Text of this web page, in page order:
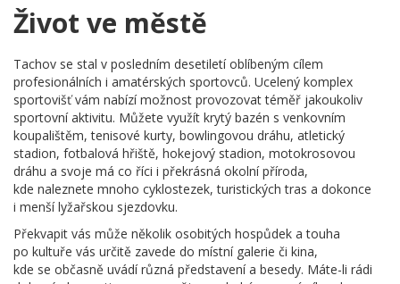
Život ve městě
Tachov se stal v posledním desetiletí oblíbeným cílem
profesionálních i amatérských sportovců. Ucelený komplex
sportovišť vám nabízí možnost provozovat téměř jakoukoliv
sportovní aktivitu. Můžete využít krytý bazén s venkovním
koupalištěm, tenisové kurty, bowlingovou dráhu, atletický
stadion, fotbalová hřiště, hokejový stadion, motokrosovou
dráhu a svoje má co říci i překrásná okolní příroda,
kde naleznete mnoho cyklostezek, turistických tras a dokonce
i menší lyžařskou sjezdovku.
Překvapit vás může několik osobitých hospůdek a touha
po kultuře vás určitě zavede do místní galerie či kina,
kde se občasně uvádí různá představení a besedy. Máte-li rádi